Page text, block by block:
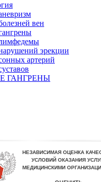
вен
эрекции
артерий
ГАНГРЕНЫ